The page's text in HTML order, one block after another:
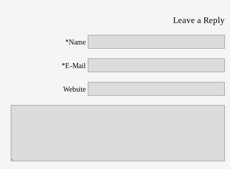
Leave a Reply
Name*
E-Mail*
Website